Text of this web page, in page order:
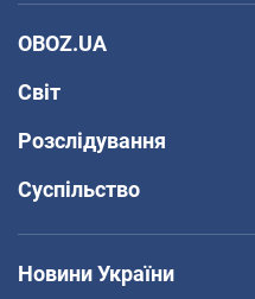
OBOZ.UA
Світ
Розслідування
Суспільство
Новини України